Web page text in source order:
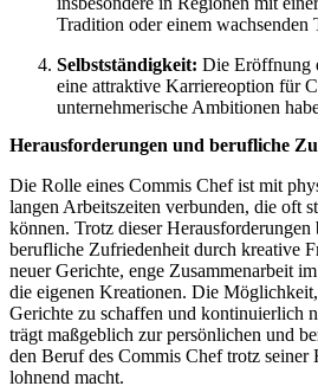
Tradition oder einem wachsenden
Selbstständigkeit: Die Eröffnung
eine attraktive Karriereoption für
unternehmerische Ambitionen
Herausforderungen und berufliche
Die Rolle eines Commis Chef ist mit
langen Arbeitszeiten verbunden, die oft
können. Trotz dieser
berufliche Zufriedenheit durch kreative
neuer Gerichte, enge Zusammenarbeit
die eigenen Kreationen. Die
Gerichte zu schaffen und kontinuierlich
trägt maßgeblich zur persönlichen und
den Beruf des Commis Chef trotz seiner
lohnend macht.